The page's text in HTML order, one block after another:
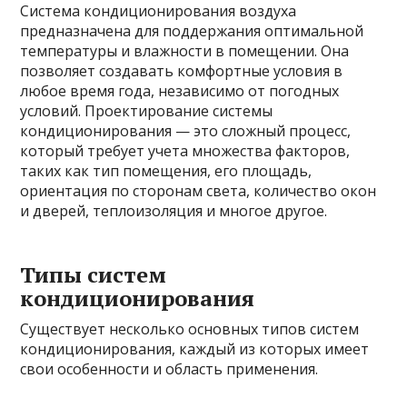
Система кондиционирования воздуха
предназначена для поддержания оптимальной
температуры и влажности в помещении. Она
позволяет создавать комфортные условия в
любое время года, независимо от погодных
условий. Проектирование системы
кондиционирования — это сложный процесс,
который требует учета множества факторов,
таких как тип помещения, его площадь,
ориентация по сторонам света, количество окон
и дверей, теплоизоляция и многое другое.
Типы систем
кондиционирования
Существует несколько основных типов систем
кондиционирования, каждый из которых имеет
свои особенности и область применения.